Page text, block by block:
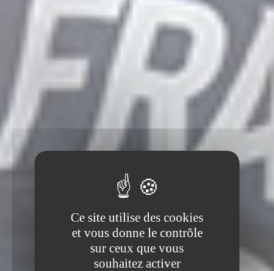
Ce site utilise des cookies
et vous donne le contrôle
sur ceux que vous
souhaitez activer